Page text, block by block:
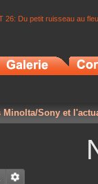
26: Du petit ruisseau au
Minolta/Sony et